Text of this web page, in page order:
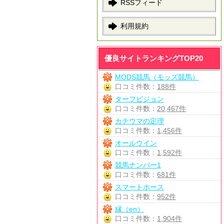
RSSフィード
利用規約
優良サイトランキングTOP20
MODS競馬（モッズ競馬）
口コミ件数： 188件
ターフビジョン
口コミ件数： 20,467件
カチウマの定理
口コミ件数： 1,456件
オールウイン
口コミ件数： 1,592件
競馬ナンバー1
口コミ件数： 681件
スマートホース
口コミ件数： 952件
縁（en）
口コミ件数： 1,904件